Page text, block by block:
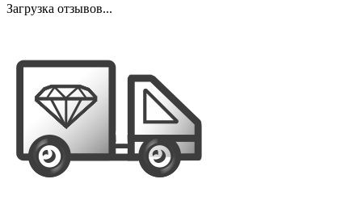
Загрузка отзывов...